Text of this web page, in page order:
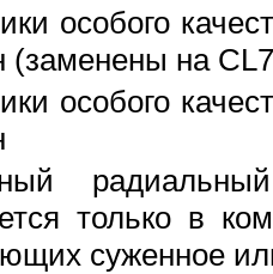
особого
(заменены на
особого
только в
суженное